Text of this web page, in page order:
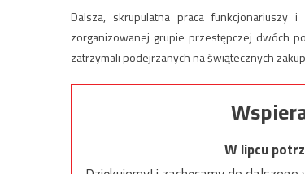
Dalsza, skrupulatna praca funkcjonariuszy
zorganizowanej grupie przestępczej dwóch
zatrzymali podejrzanych na świątecznych
W lipcu